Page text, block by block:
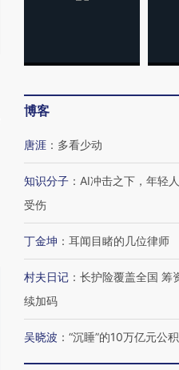
博客
唐涯 ： 多看少动
知识分子 ： AI冲击之下，年轻
受伤
丁金坤 ： 耳闻目睹的几位律师
村夫日记 ： 长护险覆盖全国 筹
续加码
吴晓波 ： “沉睡”的10万亿元公